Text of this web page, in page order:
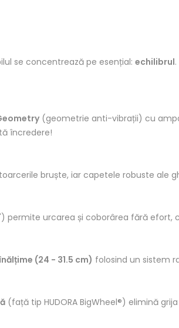
se concentrează pe esențial: echilibrul
(geometrie anti-vibrații) cu
încredere!
bruște, iar capetele robuste ale
permite urcarea și coborârea fără efort,
(24 - 31.5 cm) folosind un sistem
(față tip HUDORA BigWheel®) elimină